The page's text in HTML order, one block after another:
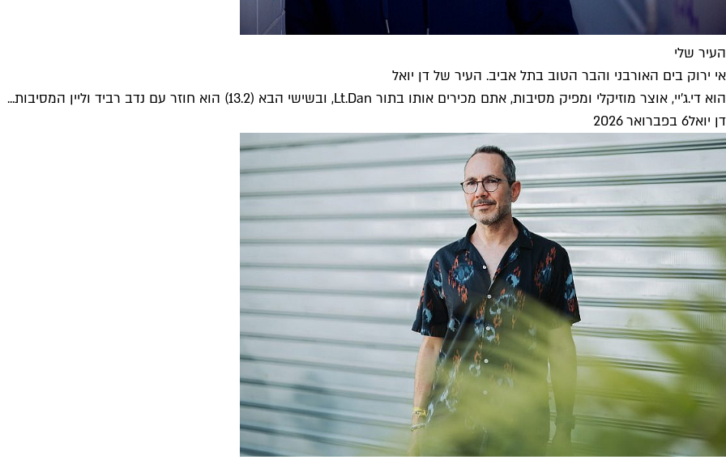
העיר שלי
אי ירוק בים האורבני והבר הטוב בתל אביב. העיר של דן יואל
הוא די.ג'יי, אוצר מוזיקלי ומפיק מסיבות, אתם מכירים אותו בתור Lt.Dan, ובשישי הבא (13.2) הוא חוזר עם נדב רביד וליין המסיבות...
דן יואל6 בפברואר 2026